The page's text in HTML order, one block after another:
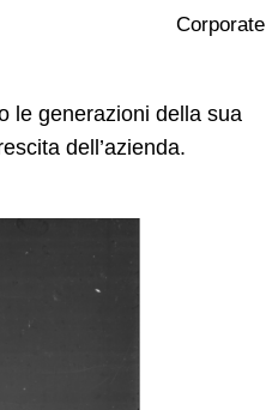
Corporate
le generazioni della sua
dell’azienda.